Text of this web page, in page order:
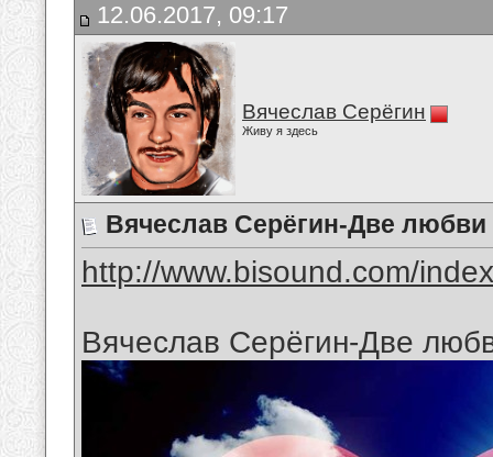
12.06.2017, 09:17
Вячеслав Серёгин
Живу я здесь
Вячеслав Серёгин-Две любви
http://www.bisound.com/
Вячеслав Серёгин-Две